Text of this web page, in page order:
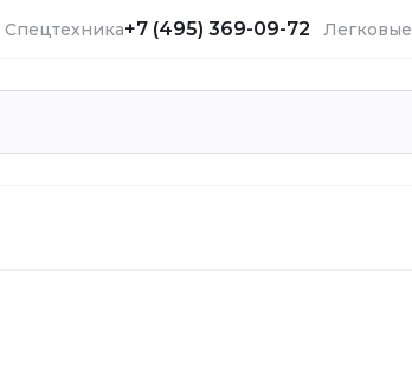
Спецтехника+7 (495) 369-09-72 Легковые